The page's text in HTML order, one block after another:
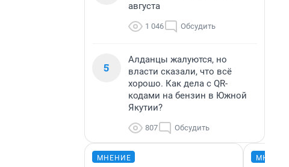
августа
1 046 Обсудить
5
Алданцы жалуются, но
власти сказали, что всё
хорошо. Как дела с QR-
кодами на бензин в Южной
Якутии?
807 Обсудить
МНЕНИЕ